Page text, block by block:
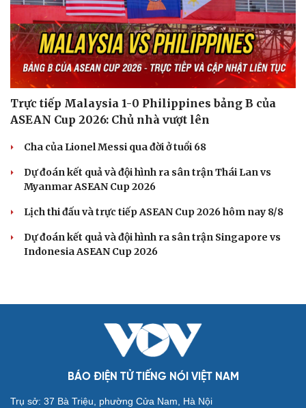
Cải chính
Trực tiếp Malaysia 1-0 Philippines bảng B của
ASEAN Cup 2026: Chủ nhà vượt lên
Cha của Lionel Messi qua đời ở tuổi 68
Dự đoán kết quả và đội hình ra sân trận Thái Lan vs
Myanmar ASEAN Cup 2026
Lịch thi đấu và trực tiếp ASEAN Cup 2026 hôm nay 8/8
Dự đoán kết quả và đội hình ra sân trận Singapore vs
Indonesia ASEAN Cup 2026
BÁO ĐIỆN TỬ TIẾNG NÓI VIỆT NAM
Trụ sở: 37 Bà Triệu, phường Cửa Nam, Hà Nội